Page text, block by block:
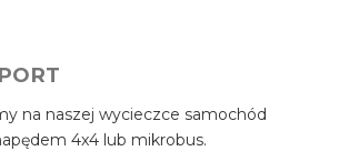
na naszej wycieczce samochód
4x4 lub mikrobus.